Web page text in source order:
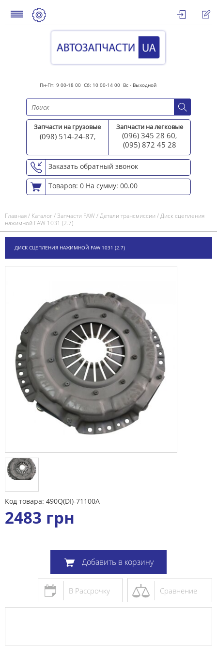
Пн-Пт: 9 00-18 00 Сб: 10 00-14 00 Вс - Выходной
Запчасти на грузовые
(098) 514-24-87,
Запчасти на легковые
(096) 345 28 60,
(095) 872 45 28
Заказать обратный звонок
Товаров: 0 На сумму: 00.00
Главная/ Каталог/Запчасти FAW/Детали трансмиссии /Диск сцепления
нажимной FAW 1031 (2.7)
ДИСК СЦЕПЛЕНИЯ НАЖИМНОЙ FAW 1031 (2.7)
Код товара: 490Q(DI)-71100A
2483 грн
Добавить в корзину
Сравнение
В Рассрочку